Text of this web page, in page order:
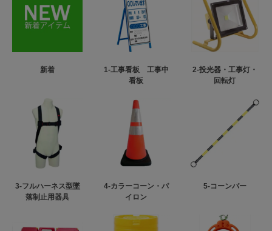
新着
1-工事看板 工事中
看板
2-投光器・工事灯・
回転灯
3-フルハーネス型墜
落制止用器具
4-カラーコーン・パ
イロン
5-コーンバー